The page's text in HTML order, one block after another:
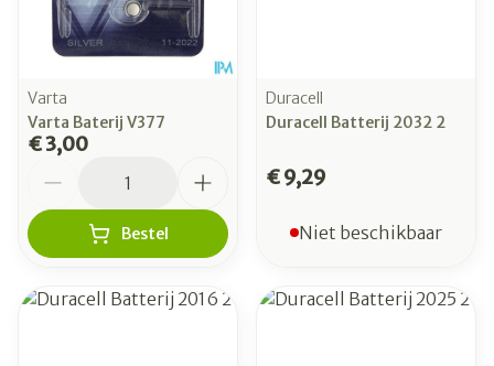
Varta
Varta Baterij V377
€ 3,00
Bestel
Duracell
Duracell Batterij 2032 2
€ 9,29
Niet beschikbaar